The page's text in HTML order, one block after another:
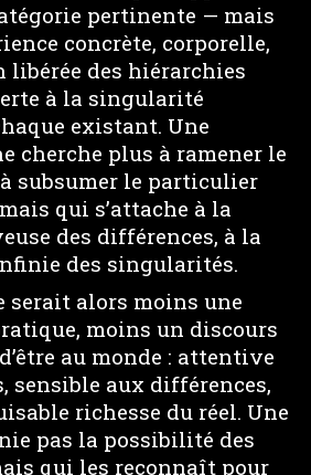
pertinente — mais
concrète, corporelle,
libérée des hiérarchies
à la singularité
existant. Une
cherche plus à ramener le
subsumer le particulier
qui s’attache à la
des différences, à la
des singularités.
serait alors moins une
moins un discours
au monde : attentive
sensible aux différences,
richesse du réel. Une
pas la possibilité des
qui les reconnaît pour